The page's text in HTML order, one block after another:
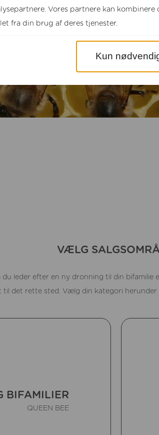
VÆLG
du leder efter en ny dronning til din bifamilie
til det rette sted. Vælg din kategori herunder
BIFAMILIER
QUEEN BEE
Vores partnere kan
fra din brug af deres tjenester.
Kun